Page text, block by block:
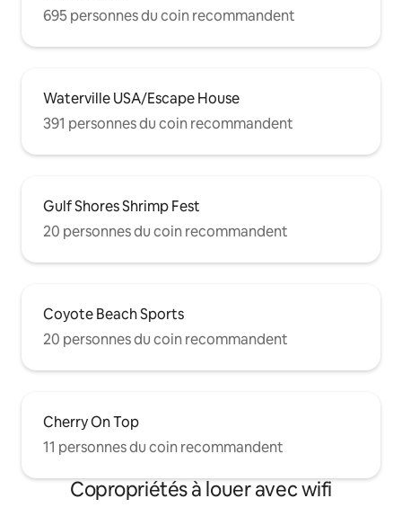
695 personnes du coin recommandent
Waterville USA/Escape House
391 personnes du coin recommandent
Gulf Shores Shrimp Fest
20 personnes du coin recommandent
Coyote Beach Sports
20 personnes du coin recommandent
Cherry On Top
11 personnes du coin recommandent
Copropriétés à louer avec wifi